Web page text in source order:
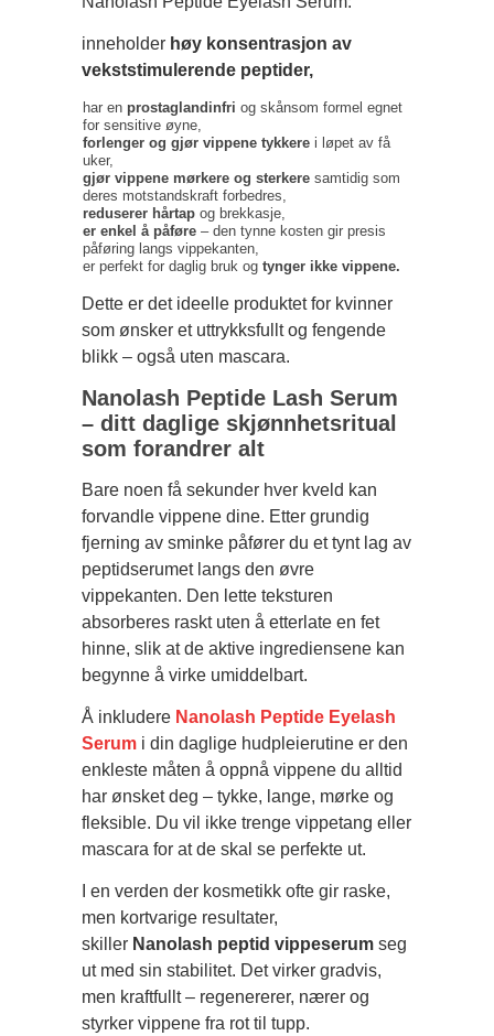
inneholder høy konsentrasjon av
vekststimulerende peptider,
har en prostaglandinfri og skånsom formel egnet
for sensitive øyne,
forlenger og gjør vippene tykkere i løpet av få
uker,
gjør vippene mørkere og sterkere samtidig som
deres motstandskraft forbedres,
reduserer hårtap og brekkasje,
er enkel å påføre – den tynne kosten gir presis
påføring langs vippekanten,
er perfekt for daglig bruk og tynger ikke vippene.
Dette er det ideelle produktet for kvinner
som ønsker et uttrykksfullt og fengende
blikk – også uten mascara.
Nanolash Peptide Lash Serum
– ditt daglige skjønnhetsritual
som forandrer alt
Bare noen få sekunder hver kveld kan
forvandle vippene dine. Etter grundig
fjerning av sminke påfører du et tynt lag av
peptidserumet langs den øvre
vippekanten. Den lette teksturen
absorberes raskt uten å etterlate en fet
hinne, slik at de aktive ingrediensene kan
begynne å virke umiddelbart.
Å inkludere Nanolash Peptide Eyelash
Serum i din daglige hudpleierutine er den
enkleste måten å oppnå vippene du alltid
har ønsket deg – tykke, lange, mørke og
fleksible. Du vil ikke trenge vippetang eller
mascara for at de skal se perfekte ut.
I en verden der kosmetikk ofte gir raske,
men kortvarige resultater,
skiller Nanolash peptid vippeserum seg
ut med sin stabilitet. Det virker gradvis,
men kraftfullt – regenererer, nærer og
styrker vippene fra rot til tupp.